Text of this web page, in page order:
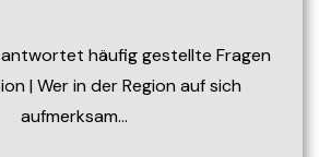
häufig gestellte Fragen
| Wer in der Region auf sich
aufmerksam…